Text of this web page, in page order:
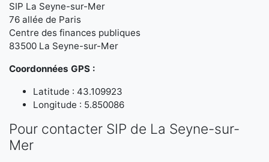
SIP La Seyne-sur-Mer
76 allée de Paris
Centre des finances publiques
83500 La Seyne-sur-Mer
Coordonnées GPS :
Latitude : 43.109923
Longitude : 5.850086
Pour contacter SIP de La Seyne-sur-
Mer